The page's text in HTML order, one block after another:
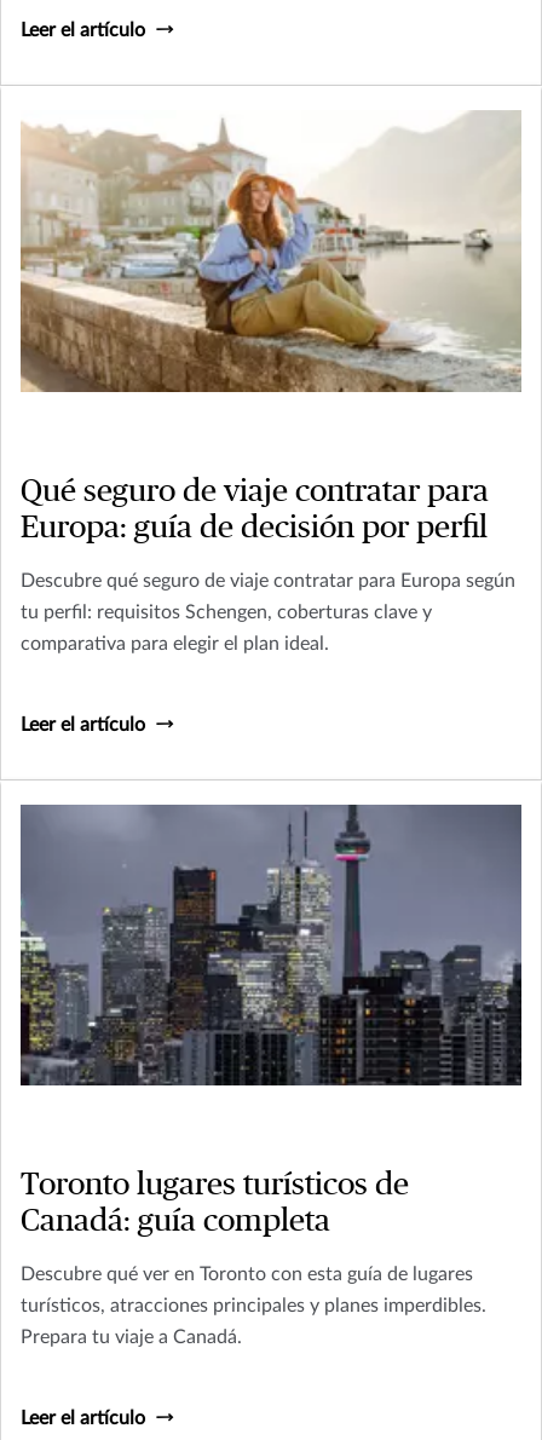
Leer el artículo
Qué seguro de viaje contratar para
Europa: guía de decisión por perfil
Descubre qué seguro de viaje contratar para Europa según
tu perfil: requisitos Schengen, coberturas clave y
comparativa para elegir el plan ideal.
Leer el artículo
Toronto lugares turísticos de
Canadá: guía completa
Descubre qué ver en Toronto con esta guía de lugares
turísticos, atracciones principales y planes imperdibles.
Prepara tu viaje a Canadá.
Leer el artículo